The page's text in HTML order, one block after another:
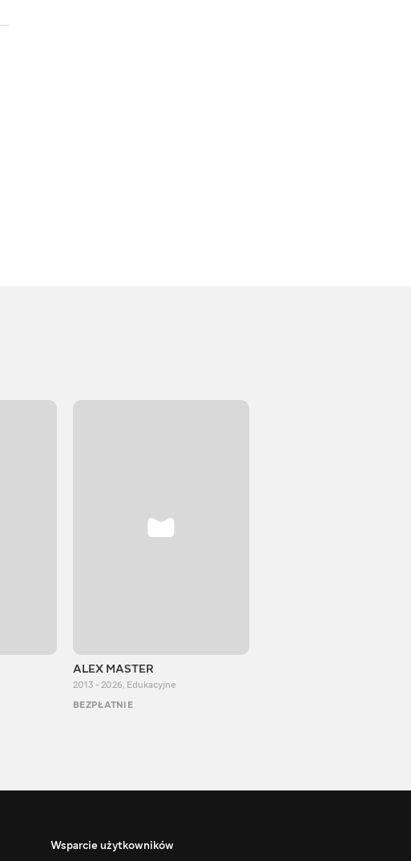
ALEX MASTER
2013 - 2026, Edukacyjne
BEZPŁATNIE
Wsparcie użytkowników